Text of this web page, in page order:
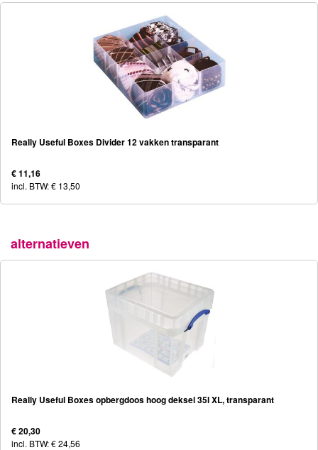
Really Useful Boxes Divider 12 vakken transparant
€ 11,16
incl. BTW: € 13,50
alternatieven
Really Useful Boxes opbergdoos hoog deksel 35l XL, transparant
€ 20,30
incl. BTW: € 24,56